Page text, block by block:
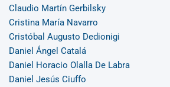
Claudio Martín Gerbilsky
Cristina María Navarro
Cristóbal Augusto Dedionigi
Daniel Ángel Catalá
Daniel Horacio Olalla De Labra
Daniel Jesús Ciuffo